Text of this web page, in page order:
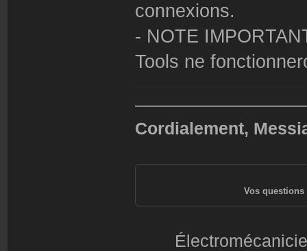
connexions.
- NOTE
Tools ne
Cordialement,
Vos questions